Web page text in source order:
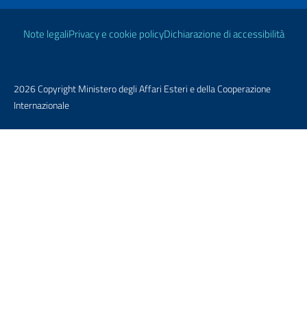
Link Utili
Note legaliPrivacy e cookie policyDichiarazione di accessibilità
2026 Copyright Ministero degli Affari Esteri e della Cooperazione
Internazionale